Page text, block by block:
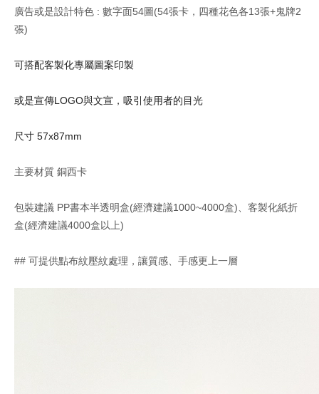
廣告或是設計特色 : 數字面54圖(54張卡，四種花色各13張+鬼牌2
張)
可搭配客製化專屬圖案印製
或是宣傳LOGO與文宣，吸引使用者的目光
尺寸 57x87mm
主要材質 銅西卡
包裝建議 PP書本半透明盒(經濟建議1000~4000盒)、客製化紙折
盒(經濟建議4000盒以上)
## 可提供點布紋壓紋處理，讓質感、手感更上一層